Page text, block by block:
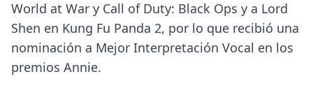
World at War y Call of Duty: Black Ops y a Lord
Shen en Kung Fu Panda 2, por lo que recibió una
nominación a Mejor Interpretación Vocal en los
premios Annie.